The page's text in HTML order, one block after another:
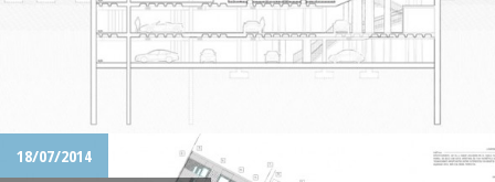
18/07/2014